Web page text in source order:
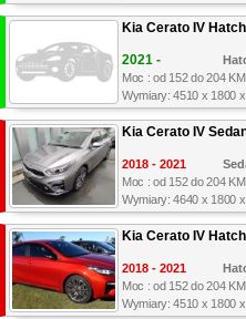
Kia Cerato IV
2021 -
Moc : od 152 do 204 KM
Wymiary: 4510 x 1800
Kia Cerato IV
2018 - 2021
Moc : od 152 do 204 KM
Wymiary: 4640 x 1800
Kia Cerato IV
2018 - 2021
Moc : od 152 do 204 KM
Wymiary: 4510 x 1800